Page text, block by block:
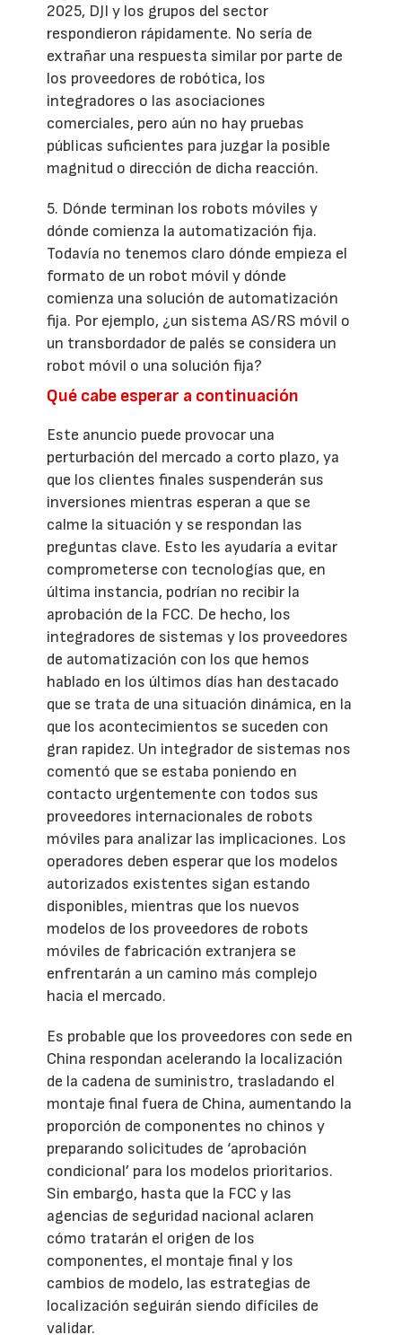
2025, DJI y los grupos del sector
respondieron rápidamente. No sería de
extrañar una respuesta similar por parte de
los proveedores de robótica, los
integradores o las asociaciones
comerciales, pero aún no hay pruebas
públicas suficientes para juzgar la posible
magnitud o dirección de dicha reacción.
5. Dónde terminan los robots móviles y
dónde comienza la automatización fija.
Todavía no tenemos claro dónde empieza el
formato de un robot móvil y dónde
comienza una solución de automatización
fija. Por ejemplo, ¿un sistema AS/RS móvil o
un transbordador de palés se considera un
robot móvil o una solución fija?
Qué cabe esperar a continuación
Este anuncio puede provocar una
perturbación del mercado a corto plazo, ya
que los clientes finales suspenderán sus
inversiones mientras esperan a que se
calme la situación y se respondan las
preguntas clave. Esto les ayudaría a evitar
comprometerse con tecnologías que, en
última instancia, podrían no recibir la
aprobación de la FCC. De hecho, los
integradores de sistemas y los proveedores
de automatización con los que hemos
hablado en los últimos días han destacado
que se trata de una situación dinámica, en la
que los acontecimientos se suceden con
gran rapidez. Un integrador de sistemas nos
comentó que se estaba poniendo en
contacto urgentemente con todos sus
proveedores internacionales de robots
móviles para analizar las implicaciones. Los
operadores deben esperar que los modelos
autorizados existentes sigan estando
disponibles, mientras que los nuevos
modelos de los proveedores de robots
móviles de fabricación extranjera se
enfrentarán a un camino más complejo
hacia el mercado.
Es probable que los proveedores con sede en
China respondan acelerando la localización
de la cadena de suministro, trasladando el
montaje final fuera de China, aumentando la
proporción de componentes no chinos y
preparando solicitudes de ‘aprobación
condicional’ para los modelos prioritarios.
Sin embargo, hasta que la FCC y las
agencias de seguridad nacional aclaren
cómo tratarán el origen de los
componentes, el montaje final y los
cambios de modelo, las estrategias de
localización seguirán siendo difíciles de
validar.